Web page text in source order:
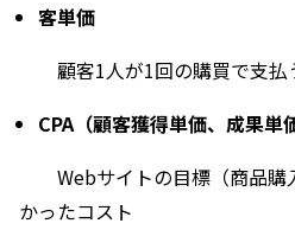
客単価
顧客1人が1回の購買で支払
CPA（顧客獲得単価、成果単
Webサイトの目標（商品購
かったコスト